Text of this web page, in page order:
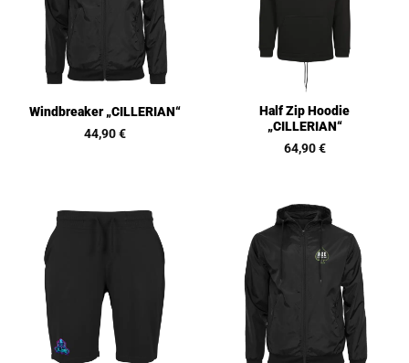
Windbreaker „CILLERIAN“
44,90€
Half Zip Hoodie
„CILLERIAN“
64,90€